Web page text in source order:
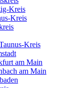
Kreis
Kreis
Kreis
am Main
am Main